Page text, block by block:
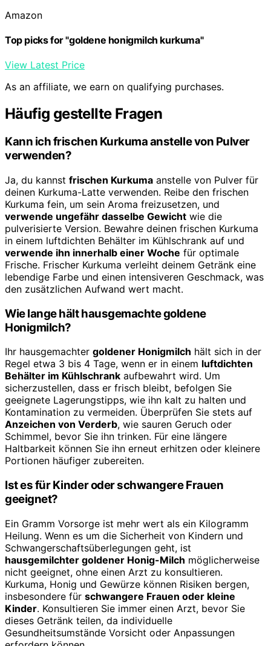
Amazon
Top picks for "goldene honigmilch kurkuma"
View Latest Price
As an affiliate, we earn on qualifying purchases.
Häufig gestellte Fragen
Kann ich frischen Kurkuma anstelle von Pulver
verwenden?
Ja, du kannst frischen Kurkuma anstelle von Pulver für
deinen Kurkuma-Latte verwenden. Reibe den frischen
Kurkuma fein, um sein Aroma freizusetzen, und
verwende ungefähr dasselbe Gewicht wie die
pulverisierte Version. Bewahre deinen frischen Kurkuma
in einem luftdichten Behälter im Kühlschrank auf und
verwende ihn innerhalb einer Woche für optimale
Frische. Frischer Kurkuma verleiht deinem Getränk eine
lebendige Farbe und einen intensiveren Geschmack, was
den zusätzlichen Aufwand wert macht.
Wie lange hält hausgemachte goldene
Honigmilch?
Ihr hausgemachter goldener Honigmilch hält sich in der
Regel etwa 3 bis 4 Tage, wenn er in einem luftdichten
Behälter im Kühlschrank aufbewahrt wird. Um
sicherzustellen, dass er frisch bleibt, befolgen Sie
geeignete Lagerungstipps, wie ihn kalt zu halten und
Kontamination zu vermeiden. Überprüfen Sie stets auf
Anzeichen von Verderb, wie sauren Geruch oder
Schimmel, bevor Sie ihn trinken. Für eine längere
Haltbarkeit können Sie ihn erneut erhitzen oder kleinere
Portionen häufiger zubereiten.
Ist es für Kinder oder schwangere Frauen
geeignet?
Ein Gramm Vorsorge ist mehr wert als ein Kilogramm
Heilung. Wenn es um die Sicherheit von Kindern und
Schwangerschaftsüberlegungen geht, ist
hausgemilchter goldener Honig-Milch möglicherweise
nicht geeignet, ohne einen Arzt zu konsultieren.
Kurkuma, Honig und Gewürze können Risiken bergen,
insbesondere für schwangere Frauen oder kleine
Kinder. Konsultieren Sie immer einen Arzt, bevor Sie
dieses Getränk teilen, da individuelle
Gesundheitsumstände Vorsicht oder Anpassungen